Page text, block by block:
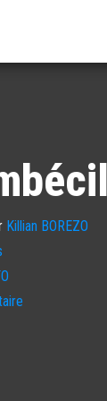
Killian BOREZO